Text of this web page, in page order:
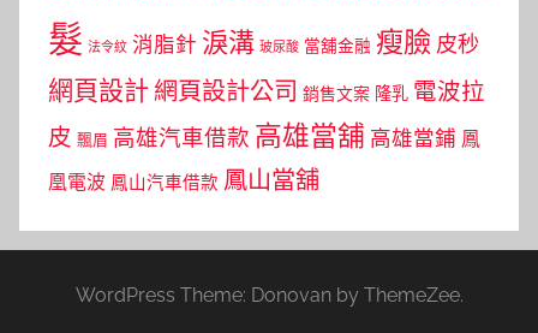
髮 法令紋 消脂針 淚溝 玻尿酸 當舖金融 瘦臉 皮秒
網頁設計 網頁設計公司 銷售文案 隆乳 電波拉
皮 飄眉 高雄汽車借款 高雄當舖 高雄當鋪 鳳
凰電波 鳳山汽車借款 鳳山當舖
WordPress Theme: Donovan by ThemeZee.